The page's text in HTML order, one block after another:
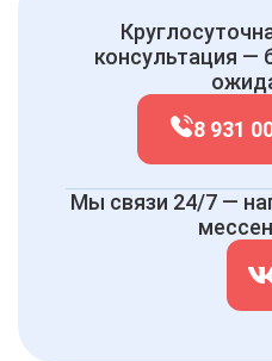
консультация —
8 931
Мы связи 24/7 —